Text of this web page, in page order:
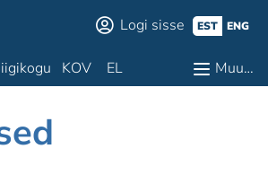
Logi sisse EST ENG
KOV EL Muu…